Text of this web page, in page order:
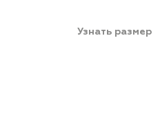
Узнать размер